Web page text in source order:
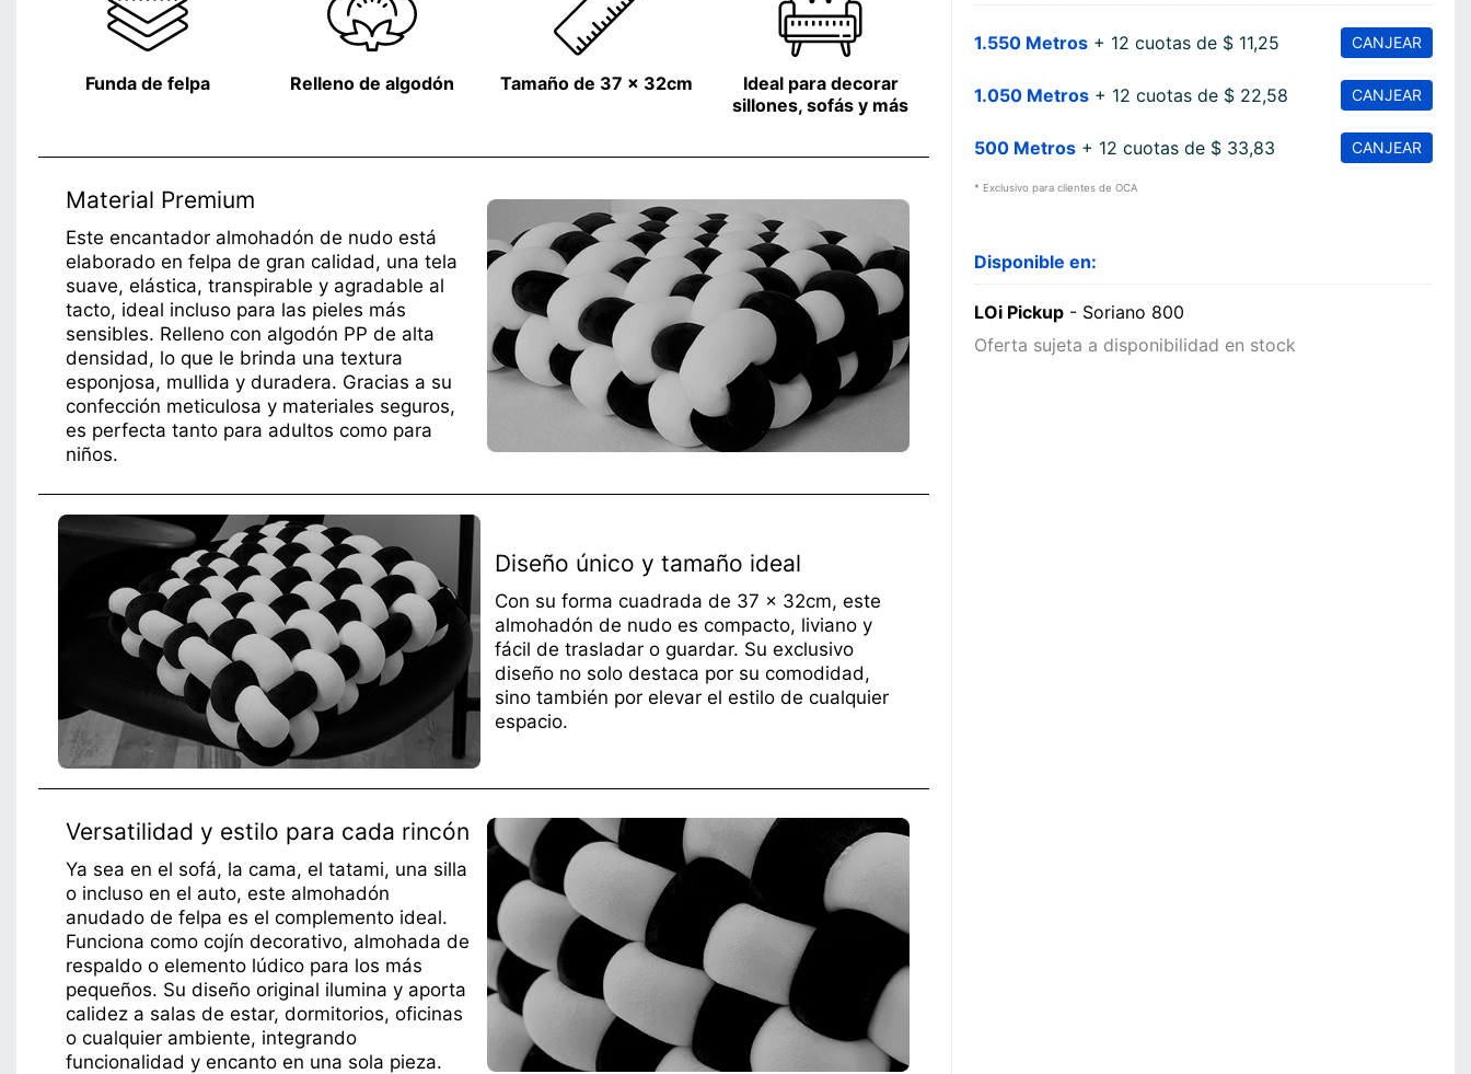
Funda de felpa Relleno de algodón Tamaño de 37 x 32cm
Ideal para decorar
sillones, sofás y más
Material Premium
Este encantador almohadón de nudo está
elaborado en felpa de gran calidad, una tela
suave, elástica, transpirable y agradable al
tacto, ideal incluso para las pieles más
sensibles. Relleno con algodón PP de alta
densidad, lo que le brinda una textura
esponjosa, mullida y duradera. Gracias a su
confección meticulosa y materiales seguros,
es perfecta tanto para adultos como para
niños.
Diseño único y tamaño ideal
Con su forma cuadrada de 37 x 32cm, este
almohadón de nudo es compacto, liviano y
fácil de trasladar o guardar. Su exclusivo
diseño no solo destaca por su comodidad,
sino también por elevar el estilo de cualquier
espacio.
Versatilidad y estilo para cada rincón
Ya sea en el sofá, la cama, el tatami, una silla
o incluso en el auto, este almohadón
anudado de felpa es el complemento ideal.
Funciona como cojín decorativo, almohada de
respaldo o elemento lúdico para los más
pequeños. Su diseño original ilumina y aporta
calidez a salas de estar, dormitorios, oficinas
o cualquier ambiente, integrando
funcionalidad y encanto en una sola pieza.
1.550 Metros + 12 cuotas de $ 11,25 CANJEAR
1.050 Metros + 12 cuotas de $ 22,58 CANJEAR
500 Metros + 12 cuotas de $ 33,83 CANJEAR
* Exclusivo para clientes de OCA
Disponible en:
LOi Pickup - Soriano 800
Oferta sujeta a disponibilidad en stock